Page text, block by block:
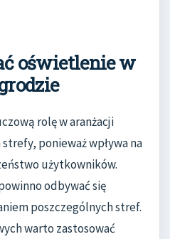
oświetlenie w
rolę w aranżacji
ponieważ wpływa na
użytkowników.
odbywać się
poszczególnych stref.
warto zastosować